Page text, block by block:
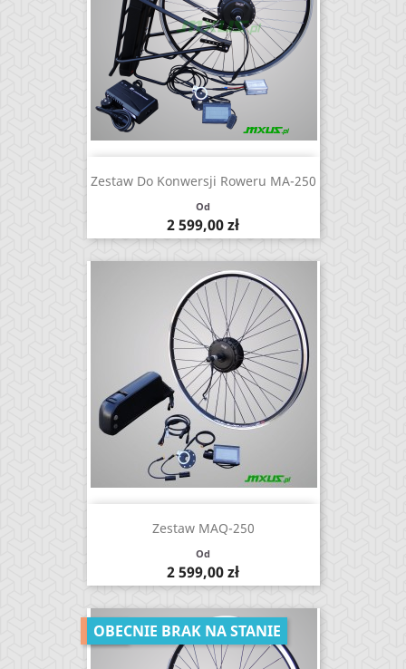
Zestaw Do Konwersji Roweru MA-250
Od
Cena
2 599,00 zł
Zestaw MAQ-250
Od
Cena
2 599,00 zł
-10%
OBECNIE BRAK NA STANIE